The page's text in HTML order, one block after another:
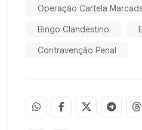
Operação Cartela
Bingo Clandestino
Contravenção Penal